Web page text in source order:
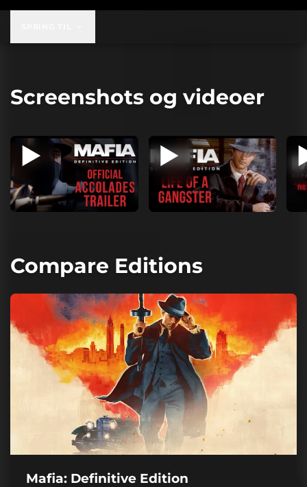
Screenshots og videoer
Compare Editions
Mafia: Definitive Edition